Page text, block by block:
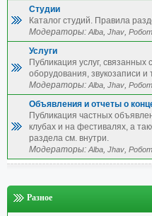
Студии
Каталог студий. Правила
Модераторы:Alba, Jhav,
Услуги
Публикация услуг,
оборудования, звукозаписи
Модераторы:Alba, Jhav,
Объявления и отчеты о
Публикация частных
клубах и на фестивалях, а
раздела см. внутри.
Модераторы:Alba, Jhav,
Разное